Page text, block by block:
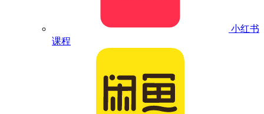
小红书
课程